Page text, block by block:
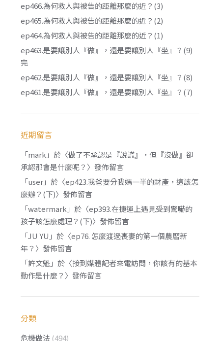
ep466.為何救人與被告的距離那麼的近？(3)
ep465.為何救人與被告的距離那麼的近？(2)
ep464.為何救人與被告的距離那麼的近？(1)
ep463.是要讓別人『做』，還是要讓別人『坐』？(9)
完
ep462.是要讓別人『做』，還是要讓別人『坐』？(8)
ep461.是要讓別人『做』，還是要讓別人『坐』？(7)
近期留言
「mark 」於〈做了不承認是『說謊』，但『沒做』卻
承認那會是什麼呢？ 〉發佈留言
「user」於〈ep423.我爸要分我媽一半的財產，這該怎
麼辦？(下)〉發佈留言
「watermark 」於〈ep393.在捷運上遇見受到驚嚇的
孩子該怎麼處理？(下)〉發佈留言
「JU YU 」於〈ep76. 怎麼渡過喪妻的第一個農曆新
年？ 〉發佈留言
「許文魁」於〈接到媒體記者來電訪問，你該有的基本
動作是什麼？ 〉發佈留言
分類
危機做法 (494)